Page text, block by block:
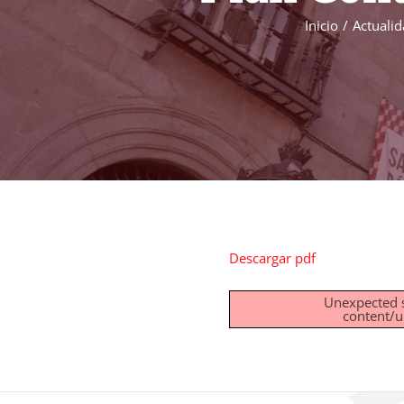
Inicio
Descargar pdf
content/